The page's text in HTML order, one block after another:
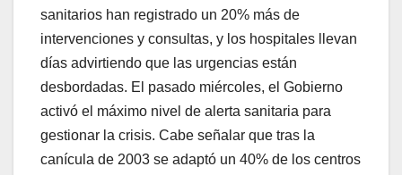
sanitarios han registrado un 20% más de
intervenciones y consultas, y los hospitales llevan
días advirtiendo que las urgencias están
desbordadas. El pasado miércoles, el Gobierno
activó el máximo nivel de alerta sanitaria para
gestionar la crisis. Cabe señalar que tras la
canícula de 2003 se adaptó un 40% de los centros